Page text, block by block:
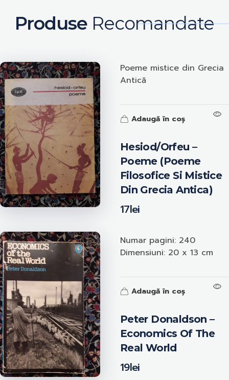
Produse Recomandate
Hesiod/Orfeu –
Poeme (Poeme
Filosofice Si Mistice
Din Grecia Antica)
17lei
Poeme mistice din Grecia
Antică
Adaugă în coș
Peter Donaldson –
Economics Of The
Real World
19lei
Numar pagini: 240
Dimensiuni: 20 x 13 cm
Adaugă în coș